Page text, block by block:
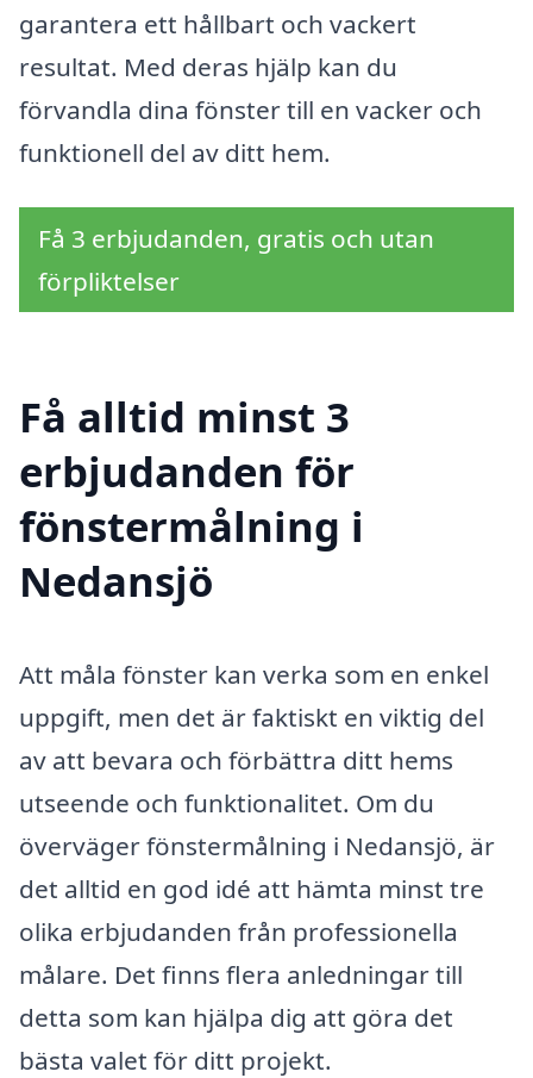
garantera ett hållbart och vackert
resultat. Med deras hjälp kan du
förvandla dina fönster till en vacker och
funktionell del av ditt hem.
Få 3 erbjudanden, gratis och utan
förpliktelser
Få alltid minst 3
erbjudanden för
fönstermålning i
Nedansjö
Att måla fönster kan verka som en enkel
uppgift, men det är faktiskt en viktig del
av att bevara och förbättra ditt hems
utseende och funktionalitet. Om du
överväger fönstermålning i Nedansjö, är
det alltid en god idé att hämta minst tre
olika erbjudanden från professionella
målare. Det finns flera anledningar till
detta som kan hjälpa dig att göra det
bästa valet för ditt projekt.